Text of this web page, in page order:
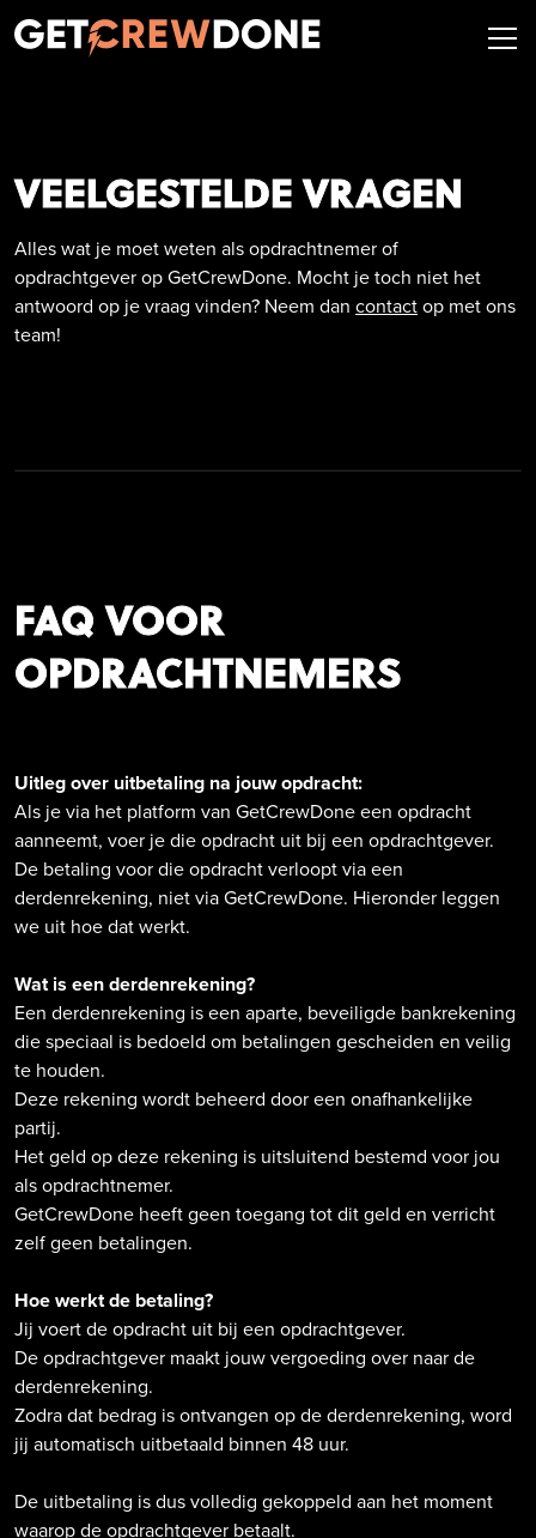
VEELGESTELDE VRAGEN
Alles wat je moet weten als opdrachtnemer of
opdrachtgever op GetCrewDone. Mocht je toch niet het
antwoord op je vraag vinden? Neem dan contactop met ons
team!
FAQ VOOR
OPDRACHTNEMERS
Uitleg over uitbetaling na jouw opdracht:
Als je via het platform van GetCrewDone een opdracht
aanneemt, voer je die opdracht uit bij een opdrachtgever.
De betaling voor die opdracht verloopt via een
derdenrekening, niet via GetCrewDone. Hieronder leggen
we uit hoe dat werkt.
Wat is een derdenrekening?
Een derdenrekening is een aparte, beveiligde bankrekening
die speciaal is bedoeld om betalingen gescheiden en veilig
te houden.
Deze rekening wordt beheerd door een onafhankelijke
partij.
Het geld op deze rekening is uitsluitend bestemd voor jou
als opdrachtnemer.
GetCrewDone heeft geen toegang tot dit geld en verricht
zelf geen betalingen.
Hoe werkt de betaling?
Jij voert de opdracht uit bij een opdrachtgever.
De opdrachtgever maakt jouw vergoeding over naar de
derdenrekening.
Zodra dat bedrag is ontvangen op de derdenrekening, word
jij automatisch uitbetaald binnen 48 uur.
De uitbetaling is dus volledig gekoppeld aan het moment
waarop de opdrachtgever betaalt.